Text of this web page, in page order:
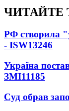
ЧИТАЙТЕ
РФ створила
- ISW13246
Україна
ЗМІ11185
Суд обрав